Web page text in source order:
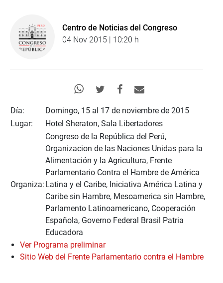
Centro de Noticias del Congreso
04 Nov 2015 | 10:20 h
Día:
Domingo, 15 al 17 de noviembre de 2015
Lugar:
Hotel Sheraton, Sala Libertadores
Organiza:
Congreso de la República del Perú,
Organizacion de las Naciones Unidas para la
Alimentación y la Agricultura, Frente
Parlamentario Contra el Hambre de América
Latina y el Caribe, Iniciativa América Latina y
Caribe sin Hambre, Mesoamerica sin Hambre,
Parlamento Latinoamericano, Cooperación
Española, Governo Federal Brasil Patria
Educadora
Ver Programa preliminar
Sitio Web del Frente Parlamentario contra el Hambre